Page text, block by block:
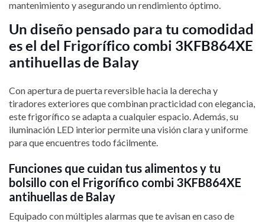
mantenimiento y asegurando un rendimiento óptimo.
Un diseño pensado para tu comodidad
es el del Frigorífico combi 3KFB864XE
antihuellas de Balay
Con apertura de puerta reversible hacia la derecha y
tiradores exteriores que combinan practicidad con elegancia,
este frigorífico se adapta a cualquier espacio. Además, su
iluminación LED interior permite una visión clara y uniforme
para que encuentres todo fácilmente.
Funciones que cuidan tus alimentos y tu
bolsillo con el Frigorífico combi 3KFB864XE
antihuellas de Balay
Equipado con múltiples alarmas que te avisan en caso de